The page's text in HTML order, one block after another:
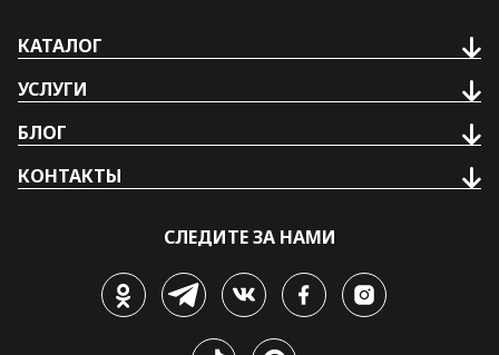
КАТАЛОГ
УСЛУГИ
БЛОГ
КОНТАКТЫ
СЛЕДИТЕ ЗА НАМИ